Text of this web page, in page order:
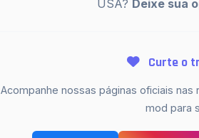
USA? Deixe sua
Curte o
Acompanhe nossas páginas oficiais
mod para